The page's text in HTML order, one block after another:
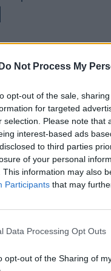
Do Not Process My
opt-out of the sale,
for targeted
selection. Please note
interest-based ads
to third parties
of your personal
This information may also
Participants that may
Data Processing Opt Outs
opt-out of the Sharing of
az is jelzi, hogy
1858-ban
Anger
A szegedi
díszletelemekre,
költségvetésből